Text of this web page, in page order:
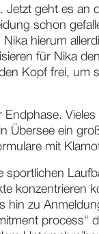
sind alles
besten
geht es
schon
für Nika
Kopf frei, um
Übersee ein
mit
sportlichen